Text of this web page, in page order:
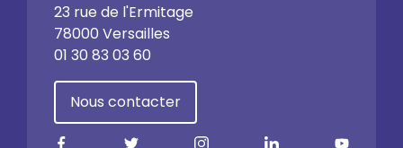
23 rue de l'Ermitage
78000 Versailles
01 30 83 03 60
Nous contacter